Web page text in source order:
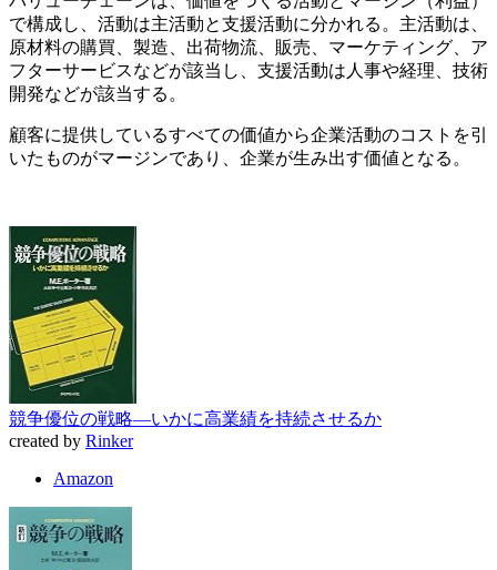
で構成し、活動は主活動と支援活動に分かれる。主活動は、
原材料の購買、製造、出荷物流、販売、マーケティング、ア
フターサービスなどが該当し、支援活動は人事や経理、技術
開発などが該当する。
顧客に提供しているすべての価値から企業活動のコストを引
いたものがマージンであり、企業が生み出す価値となる。
競争優位の戦略―いかに高業績を持続させるか
created by Rinker
Amazon